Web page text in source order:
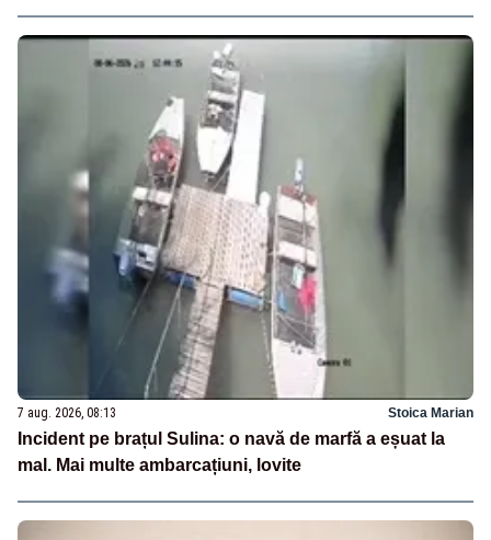
7 aug. 2026, 08:13 Stoica Marian
Incident pe brațul Sulina: o navă de marfă a eșuat la
mal. Mai multe ambarcațiuni, lovite